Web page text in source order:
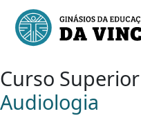
Curso Superior
Audiologia